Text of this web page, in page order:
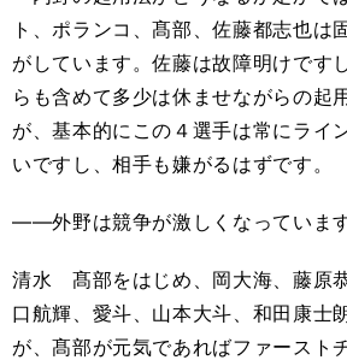
ト、ポランコ、髙部、佐藤都志也は
がしています。佐藤は故障明けです
らも含めて多少は休ませながらの起
が、基本的にこの４選手は常にライ
いですし、相手も嫌がるはずです。
――外野は競争が激しくなっています
清水 髙部をはじめ、岡大海、藤原
口航輝、愛斗、山本大斗、和田康士
が、髙部が元気であればファースト